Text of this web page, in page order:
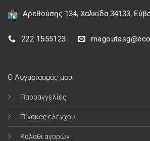
Αρεθούσης 134, Χαλκίδα 34133,
222 1555123
Ο Λογαριασμός μου
Παρραγγελίες
Πίνακας ελέγχου
Καλάθι αγορών